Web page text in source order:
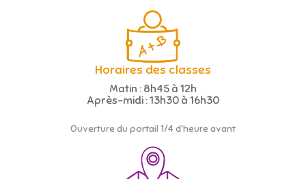
Horaires des classes
Matin : 8h45 à 12h
Après-midi : 13h30 à 16h30
Ouverture du portail 1/4 d'heure avant